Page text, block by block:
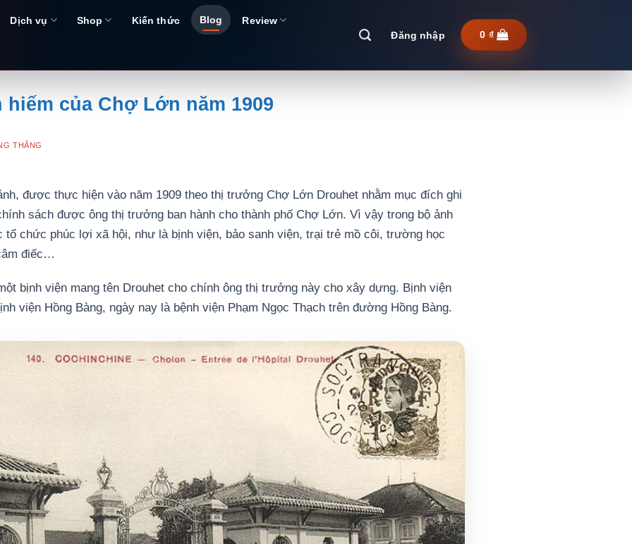
Dịch vụ Shop Kiến thức Blog
Review
Đăng nhập
0 ₫
của Chợ Lớn năm 1909
THẮNG
được thực hiện vào năm 1909 theo thị trưởng Chợ Lớn Drouhet nhằm mục đích ghi
sách được ông thị trưởng ban hành cho thành phố Chợ Lớn. Vì vậy trong bộ ảnh
tổ chức phúc lợi xã hội, như là bịnh viện, bảo sanh viện, trại trẻ mồ côi, trường học
điếc…
bịnh viện mang tên Drouhet cho chính ông thị trưởng này cho xây dựng. Bịnh viện
viện Hồng Bàng, ngày nay là bệnh viện Phạm Ngọc Thạch trên đường Hồng Bàng.